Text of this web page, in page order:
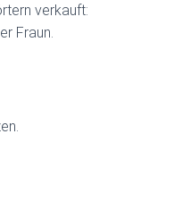
verkauft:
Fraun.